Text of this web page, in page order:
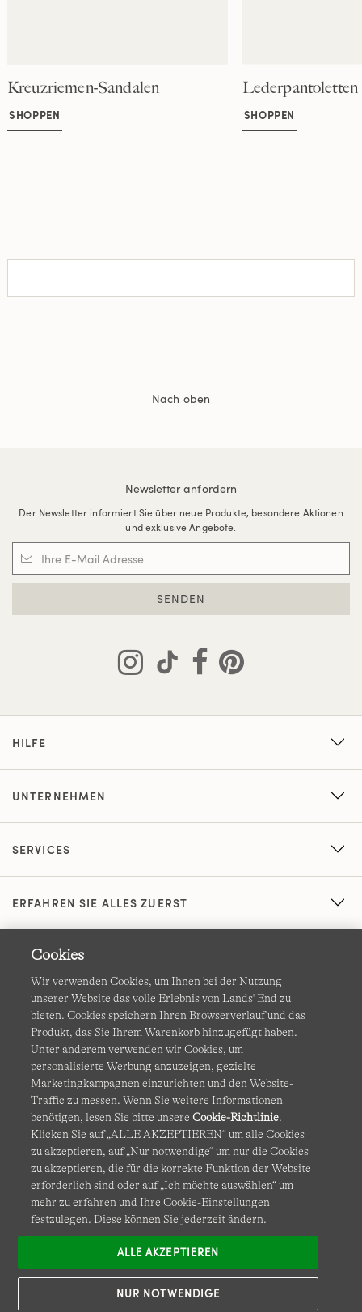
Kreuzriemen-Sandalen
SHOPPEN
Lederpantoletten
SHOPPEN
Nach oben
Newsletter anfordern
Der Newsletter informiert Sie über neue Produkte, besondere Aktionen
und exklusive Angebote.
SENDEN
HILFE
UNTERNEHMEN
SERVICES
ERFAHREN SIE ALLES ZUERST
AGB Datenschutz & Sicherheit
Cookies Ich möchte auswählen Barrierefreiheit
Site Map Internationale Websites
Diese Website ist durch reCAPTCHA geschützt. Es gelten die
Datenschutzerklärung undNutzungsbedingungenvon
Google.
Cookies
Wir verwenden Cookies, um Ihnen bei der Nutzung
unserer Website das volle Erlebnis von Lands' End zu
bieten. Cookies speichern Ihren Browserverlauf und das
Produkt, das Sie Ihrem Warenkorb hinzugefügt haben.
Unter anderem verwenden wir Cookies, um
personalisierte Werbung anzuzeigen, gezielte
Marketingkampagnen einzurichten und den Website-
Traffic zu messen. Wenn Sie weitere Informationen
benötigen, lesen Sie bitte unsereCookie-Richtlinie.
Klicken Sie auf „ALLE AKZEPTIEREN“ um alle Cookies
zu akzeptieren, auf „Nur notwendige“ um nur die Cookies
zu akzeptieren, die für die korrekte Funktion der Website
erforderlich sind oder auf „Ich möchte auswählen“ um
mehr zu erfahren und Ihre Cookie-Einstellungen
festzulegen. Diese können Sie jederzeit ändern.
NUR NOTWENDIGE
ALLE AKZEPTIEREN